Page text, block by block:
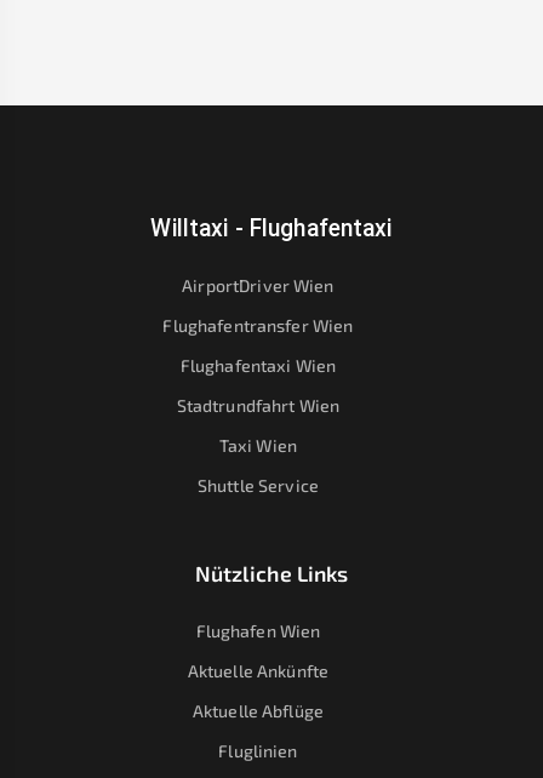
Willtaxi - Flughafentaxi
AirportDriver Wien
Flughafentransfer Wien
Flughafentaxi Wien
Stadtrundfahrt Wien
Taxi Wien
Shuttle Service
Nützliche Links
Flughafen Wien
Aktuelle Ankünfte
Aktuelle Abflüge
Fluglinien